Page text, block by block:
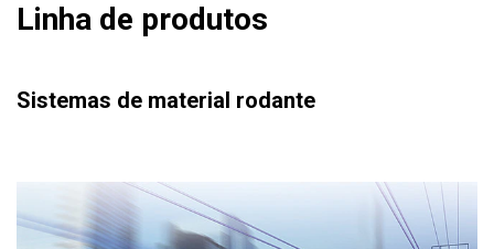
Linha de produtos
Sistemas de material rodante